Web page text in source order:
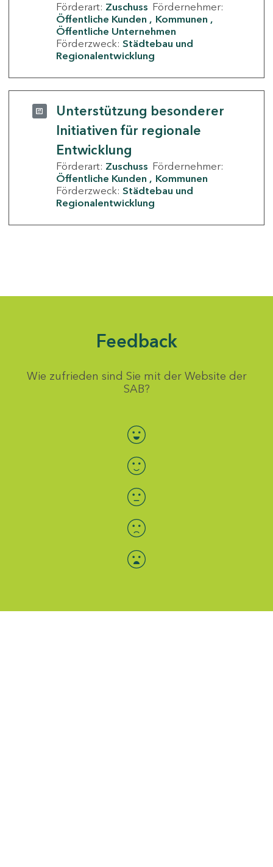
Förderart: Zuschuss Fördernehmer:
Öffentliche Kunden
Kommunen
Öffentliche Unternehmen
Förderzweck: Städtebau und
Regionalentwicklung
Unterstützung besonderer
Initiativen für regionale
Entwicklung
Förderart: Zuschuss Fördernehmer:
Öffentliche Kunden
Kommunen
Förderzweck: Städtebau und
Regionalentwicklung
Feedback
Wie zufrieden sind Sie mit der Website der
SAB?
Bewertung auswählen